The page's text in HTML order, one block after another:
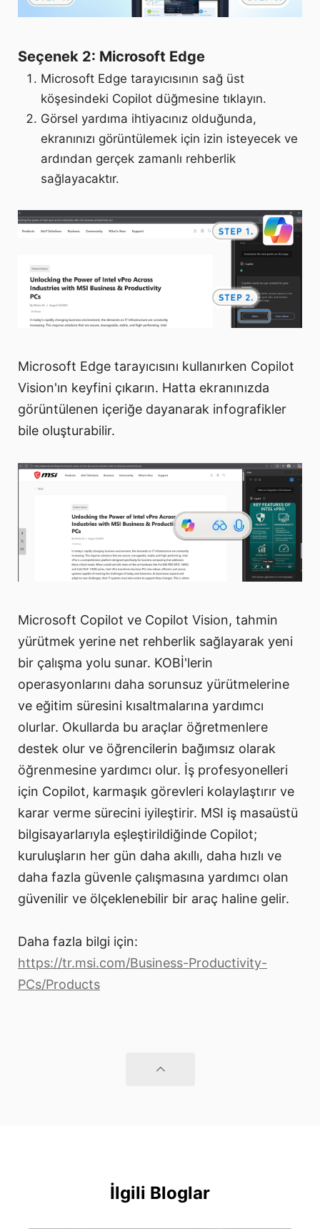
Seçenek 2: Microsoft Edge
Microsoft Edge tarayıcısının sağ üst
köşesindeki Copilot düğmesine tıklayın.
Görsel yardıma ihtiyacınız olduğunda,
ekranınızı görüntülemek için izin isteyecek ve
ardından gerçek zamanlı rehberlik
sağlayacaktır.
Microsoft Edge tarayıcısını kullanırken Copilot
Vision'ın keyfini çıkarın. Hatta ekranınızda
görüntülenen içeriğe dayanarak infografikler
bile oluşturabilir.
Microsoft Copilot ve Copilot Vision, tahmin
yürütmek yerine net rehberlik sağlayarak yeni
bir çalışma yolu sunar. KOBİ'lerin
operasyonlarını daha sorunsuz yürütmelerine
ve eğitim süresini kısaltmalarına yardımcı
olurlar. Okullarda bu araçlar öğretmenlere
destek olur ve öğrencilerin bağımsız olarak
öğrenmesine yardımcı olur. İş profesyonelleri
için Copilot, karmaşık görevleri kolaylaştırır ve
karar verme sürecini iyileştirir. MSI iş masaüstü
bilgisayarlarıyla eşleştirildiğinde Copilot;
kuruluşların her gün daha akıllı, daha hızlı ve
daha fazla güvenle çalışmasına yardımcı olan
güvenilir ve ölçeklenebilir bir araç haline gelir.
Daha fazla bilgi için:
https://tr.msi.com/Business-Productivity-
PCs/Products
İlgili Bloglar